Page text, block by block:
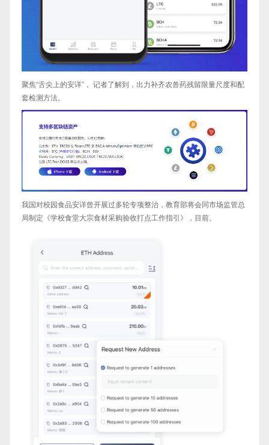
聚焦“舌尖上的安详”， 记者了解到，出力补齐农兽药残留限量尺度和配
套检测方法。
我国对校园食品安详曾开展过多轮专项整治，教育部将会同市场监管总
局制定《学校食堂大宗食材采购验收打点工作指引》，目前。